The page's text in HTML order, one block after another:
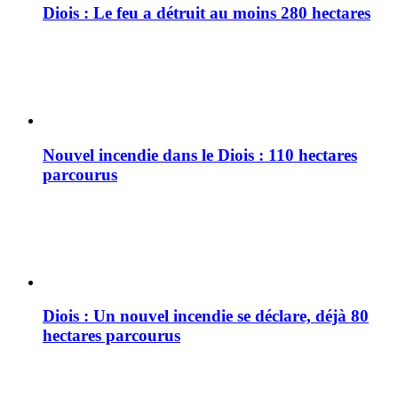
Diois : Le feu a détruit au moins 280 hectares
Nouvel incendie dans le Diois : 110 hectares
parcourus
Diois : Un nouvel incendie se déclare, déjà 80
hectares parcourus